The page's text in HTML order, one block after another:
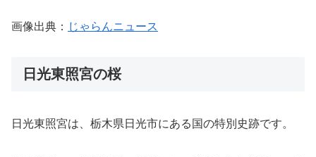
画像出典： じゃらんニュース
日光東照宮の桜
日光東照宮は、栃木県日光市にある国の特別史跡です。